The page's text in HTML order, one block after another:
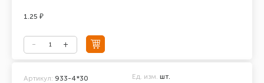
1.25 ₽
Артикул: 933-4*30 Ед. изм. шт.